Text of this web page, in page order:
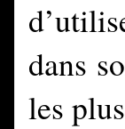
dans
les